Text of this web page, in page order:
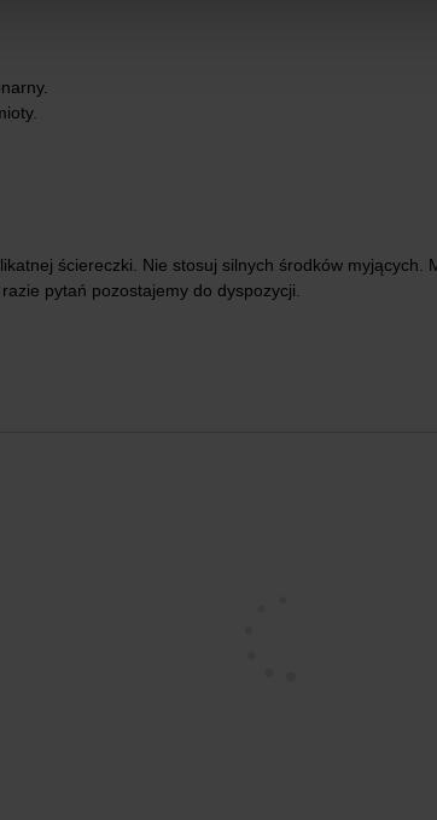
ściereczki. Nie stosuj silnych środków
pytań pozostajemy do dyspozycji.